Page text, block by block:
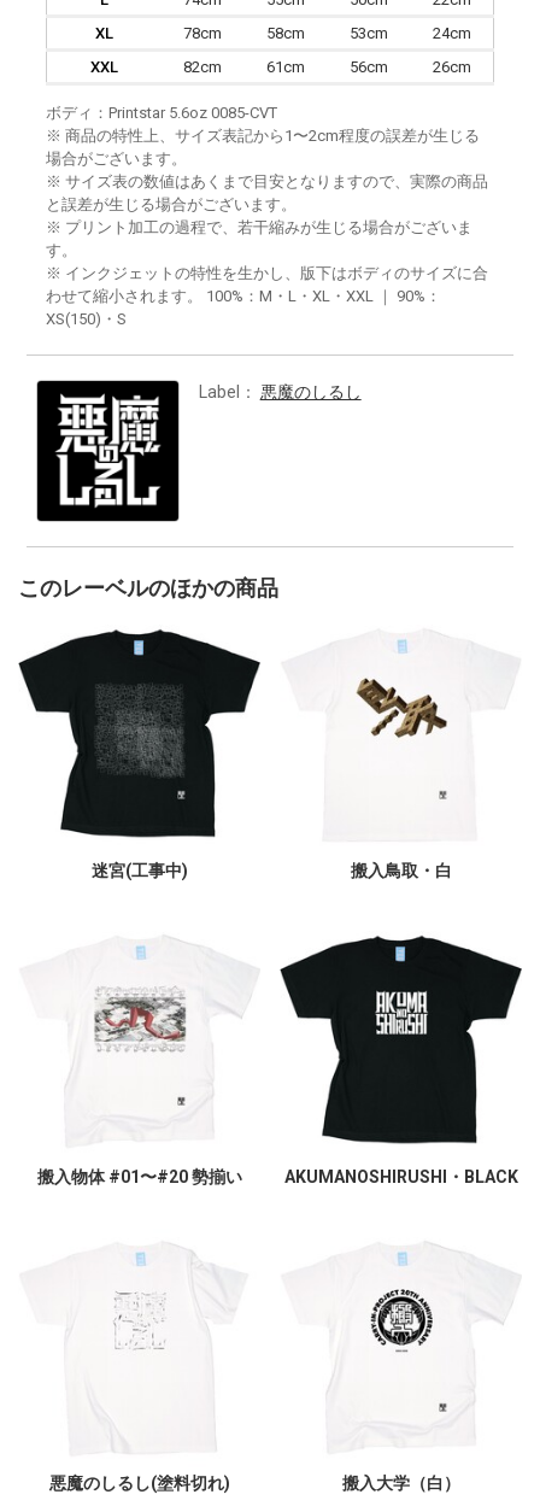
XL
78cm 58cm 53cm
24cm
XXL
82cm 61cm 56cm 26cm
ボディ：Printstar 5.6oz 0085-CVT
※ 商品の特性上、サイズ表記から1〜2cm程度の誤差が生じる
場合がございます。
※ サイズ表の数値はあくまで目安となりますので、実際の商品
と誤差が生じる場合がございます。
※ プリント加工の過程で、若干縮みが生じる場合がございま
す。
※ インクジェットの特性を生かし、版下はボディのサイズに合
わせて縮小されます。 100%：M・L・XL・XXL ｜ 90%：
XS(150)・S
Label： 悪魔のしるし
このレーベルのほかの商品
迷宮(工事中) 搬入鳥取・白
搬入物体 #01〜#20 勢揃い AKUMANOSHIRUSHI・BLACK
悪魔のしるし(塗料切れ) 搬入大学（白）